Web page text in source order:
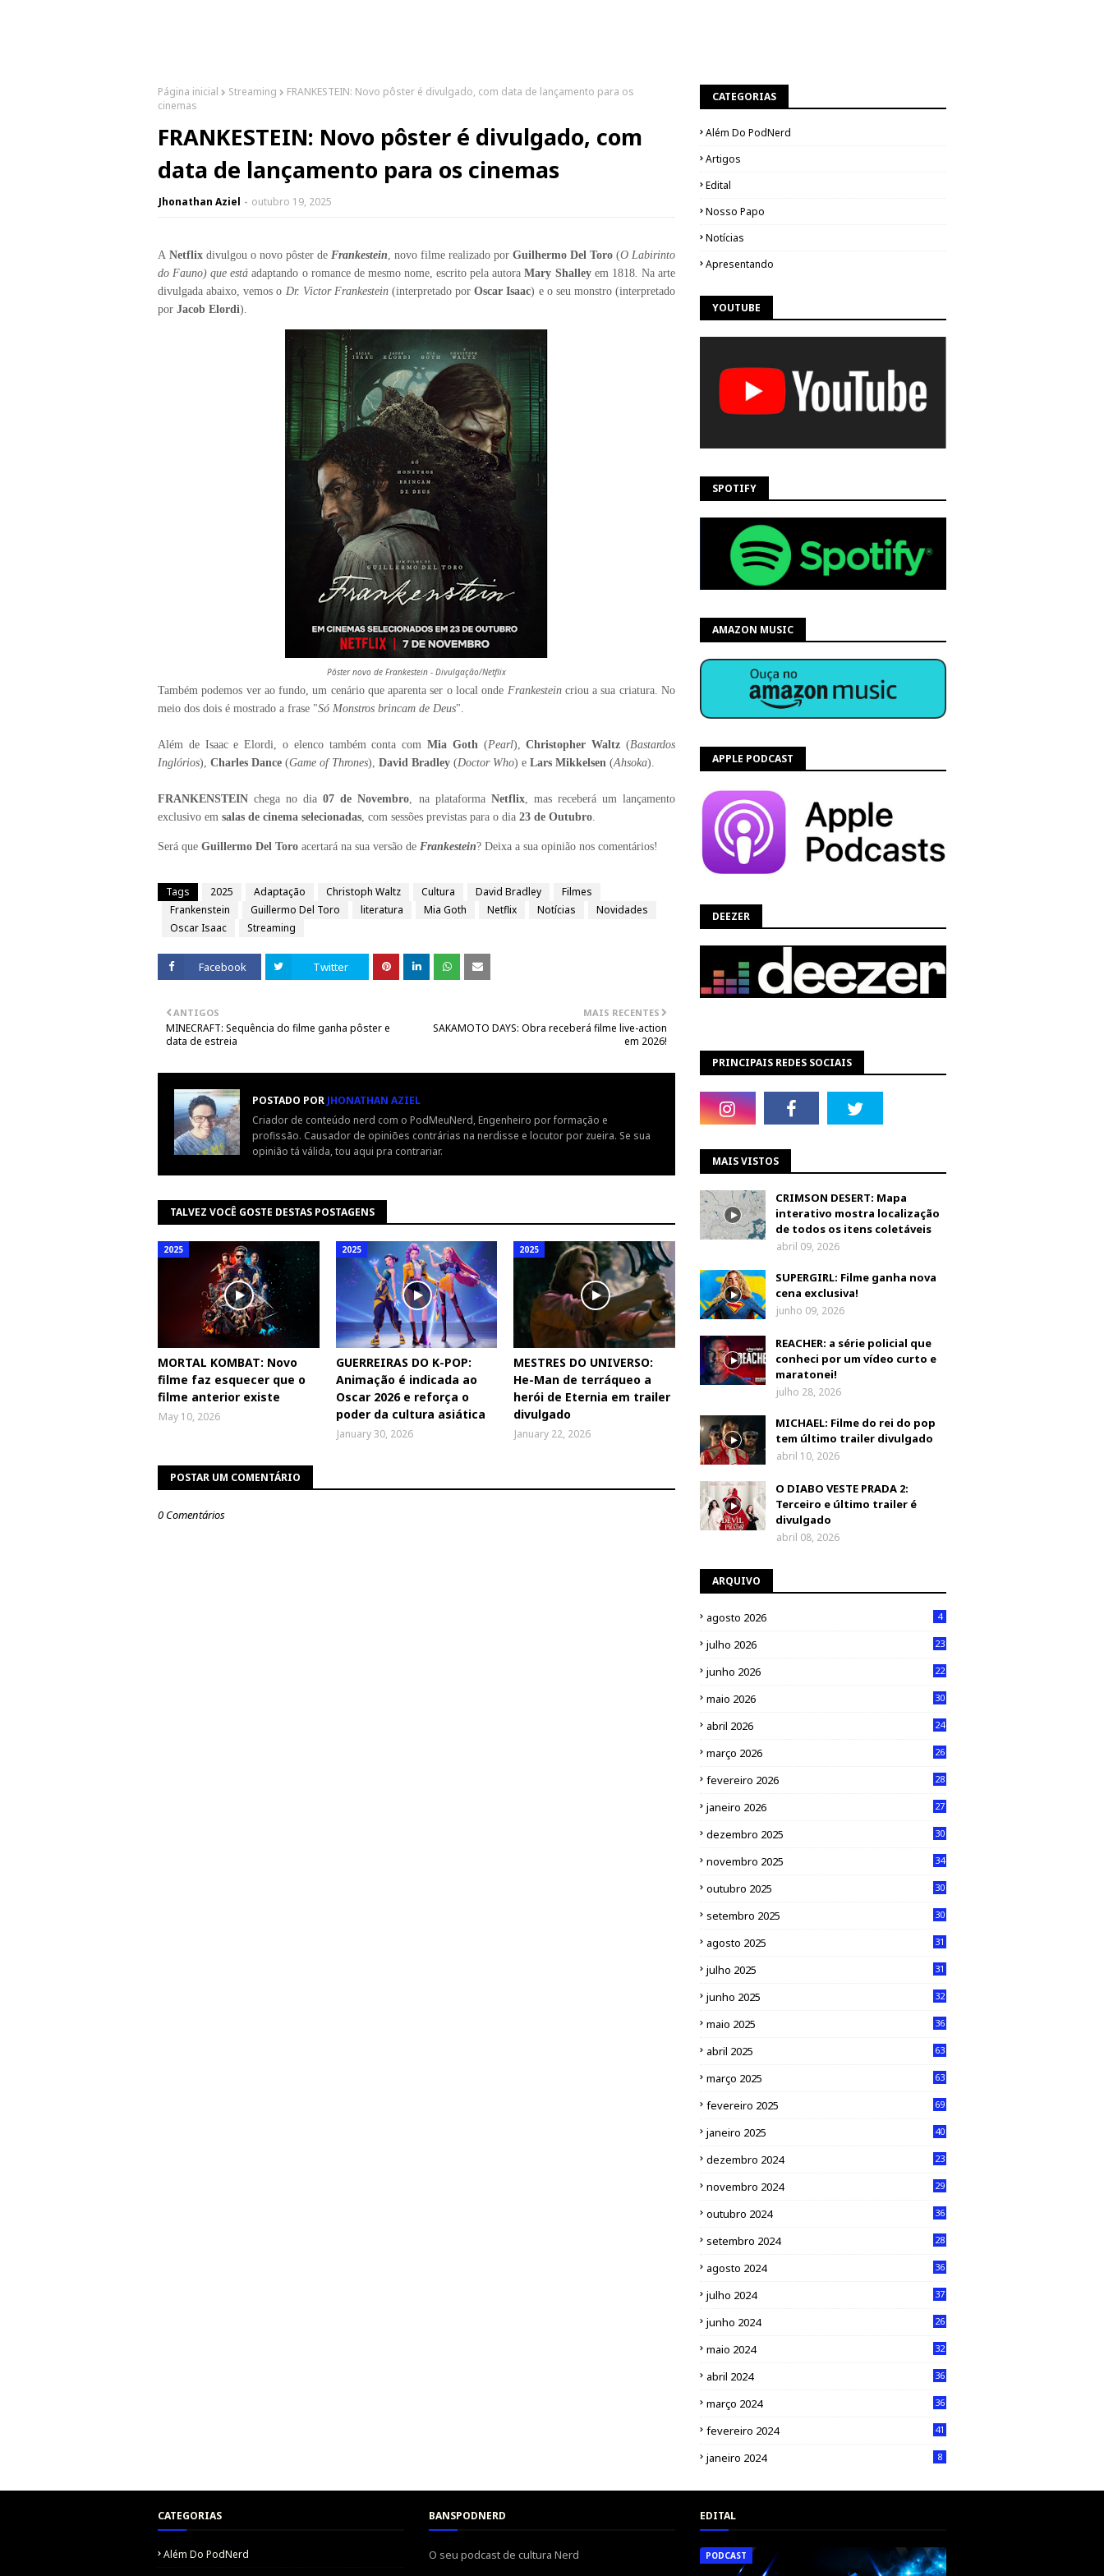
Página inicial Streaming
FRANKESTEIN: Novo pôster é divulgado, com data de lançamento para os
cinemas
FRANKESTEIN: Novo pôster é divulgado, com
data de lançamento para os cinemas
Jhonathan Aziel outubro 19, 2025
A Netflix divulgou o novo pôster de Frankestein, novo filme realizado por Guilhermo Del Toro (O Labirinto
do Fauno) que estáadaptando o romance de mesmo nome, escrito pela autoraMary Shalleyem 1818. Na arte
divulgada abaixo, vemos o Dr. Victor Frankestein(interpretado porOscar Isaac) e o seu monstro (interpretado
por Jacob Elordi).
Pôster novo de Frankestein - Divulgação/Netflix
Também podemos ver ao fundo, um cenário que aparenta ser o local onde Frankesteincriou a sua criatura. No
meio dos dois é mostrado a frase "Só Monstros brincam de Deus".
Além de Isaac e Elordi, o elenco também conta com Mia Goth(Pearl),Christopher Waltz (Bastardos
Inglórios), Charles Dance (Game of Thrones), David Bradley (Doctor Who) e Lars Mikkelsen (Ahsoka).
FRANKENSTEIN chega no dia07 de Novembro, na plataforma Netflix, mas receberá um lançamento
exclusivo em salas de cinema selecionadas, com sessões previstas para o dia 23 de Outubro.
Será que Guillermo Del Toro acertará na sua versão de Frankestein? Deixa a sua opinião nos comentários!
Tags 2025 Adaptação Christoph Waltz Cultura David Bradley
Filmes
Frankenstein
Guillermo Del Toro literatura Mia Goth Netflix Notícias
Novidades
Oscar Isaac
Streaming
Facebook Twitter
MAIS RECENTES
SAKAMOTO DAYS: Obra receberá filme live-action
em 2026!
ANTIGOS
MINECRAFT: Sequência do filme ganha pôster e
data de estreia
POSTADO POR JHONATHAN AZIEL
Criador de conteúdo nerd com o PodMeuNerd, Engenheiro por formação e
profissão. Causador de opiniões contrárias na nerdisse e locutor por zueira. Se sua
opinião tá válida, tou aqui pra contrariar.
TALVEZ VOCÊ GOSTE DESTAS POSTAGENS
2025
MORTAL KOMBAT: Novo
filme faz esquecer que o
filme anterior existe
May 10, 2026
2025
GUERREIRAS DO K-POP:
Animação é indicada ao
Oscar 2026 e reforça o
poder da cultura asiática
January 30, 2026
2025
MESTRES DO UNIVERSO:
He-Man de terráqueo a
herói de Eternia em trailer
divulgado
January 22, 2026
POSTAR UM COMENTÁRIO
0 Comentários
CATEGORIAS
Além Do PodNerd
Artigos
Edital
Nosso Papo
Notícias
Apresentando
YOUTUBE
SPOTIFY
AMAZON MUSIC
APPLE PODCAST
DEEZER
PRINCIPAIS REDES SOCIAIS
MAIS VISTOS
CRIMSON DESERT: Mapa
interativo mostra localização
de todos os itens coletáveis
abril 09, 2026
SUPERGIRL: Filme ganha nova
cena exclusiva!
junho 09, 2026
REACHER: a série policial que
conheci por um vídeo curto e
maratonei!
julho 28, 2026
MICHAEL: Filme do rei do pop
tem último trailer divulgado
abril 10, 2026
O DIABO VESTE PRADA 2:
Terceiro e último trailer é
divulgado
abril 08, 2026
ARQUIVO
agosto 2026 4
julho 2026 23
junho 2026 22
maio 2026 30
abril 2026 24
março 2026 26
fevereiro 2026 28
janeiro 2026 27
dezembro 2025 30
novembro 2025 34
outubro 2025 30
setembro 2025 30
agosto 2025 31
julho 2025 31
junho 2025 32
maio 2025 36
abril 2025 63
março 2025 63
fevereiro 2025 69
janeiro 2025 40
dezembro 2024 23
novembro 2024 29
outubro 2024 36
setembro 2024 28
agosto 2024 36
julho 2024 37
junho 2024 26
maio 2024 32
abril 2024 36
março 2024 36
fevereiro 2024 41
janeiro 2024 8
CATEGORIAS
Além Do PodNerd
BANSPODNERD
O seu podcast de cultura Nerd
EDITAL
PODCAST